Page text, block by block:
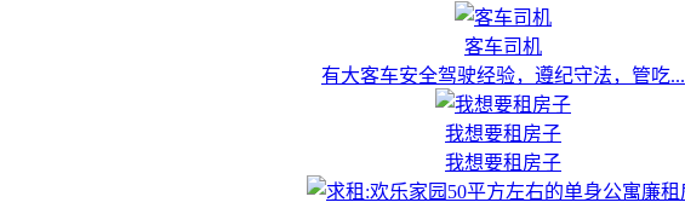
客车司机
有大客车安全驾驶经验，遵纪守法，管吃...
我想要租房子
我想要租房子